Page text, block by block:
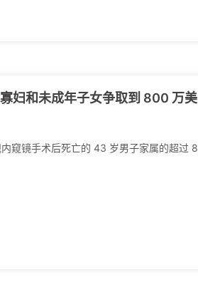
妇和未成年子女争取到 800 万
窥镜手术后死亡的 43 岁男子家属的超过